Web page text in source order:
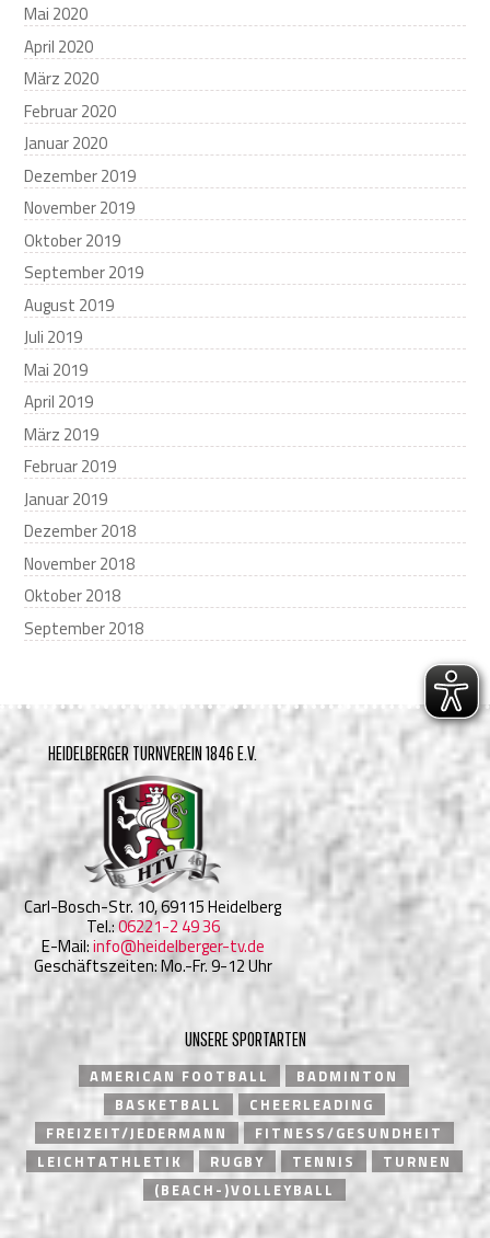
Mai 2020
April 2020
März 2020
Februar 2020
Januar 2020
Dezember 2019
November 2019
Oktober 2019
September 2019
August 2019
Juli 2019
Mai 2019
April 2019
März 2019
Februar 2019
Januar 2019
Dezember 2018
November 2018
Oktober 2018
September 2018
HEIDELBERGER TURNVEREIN 1846 E.V.
Carl-Bosch-Str. 10, 69115 Heidelberg
Tel.:06221-2 49 36
E-Mail:info@heidelberger-tv.de
Geschäftszeiten: Mo.-Fr. 9-12 Uhr
UNSERE SPORTARTEN
AMERICAN FOOTBALL
BADMINTON
BASKETBALL
CHEERLEADING
FREIZEIT/JEDERMANN
FITNESS/GESUNDHEIT
LEICHTATHLETIK
RUGBY TENNIS
TURNEN
(BEACH-)VOLLEYBALL